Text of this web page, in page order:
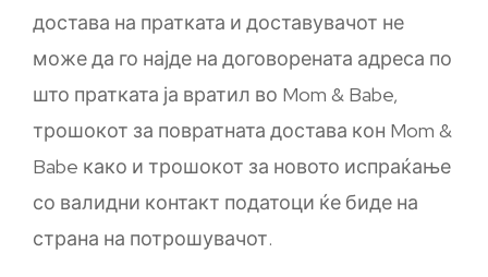
достава на пратката и доставувачот не
може да го најде на договорената адреса по
што пратката ја вратил во Mom & Babe,
трошокот за повратната достава кон Mom &
Babe како и трошокот за новото испраќање
со валидни контакт податоци ќе биде на
страна на потрошувачот.